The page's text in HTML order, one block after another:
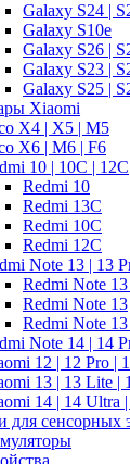
Galaxy S24 |
Galaxy S10e
Galaxy S26 |
Galaxy S23 |
Galaxy S25 |
Xiaomi
X4 | X5 | M5
X6 | M6 | F6
10 | 10C | 12C
Redmi 10
Redmi 13C
Redmi 10C
Redmi 12C
Note 13 | 13
Redmi Note
Redmi Note 13
Redmi Note
Note 14 | 14
12 | 12 Pro |
13 | 13 Lite |
14 | 14 Ultra
для сенсорных